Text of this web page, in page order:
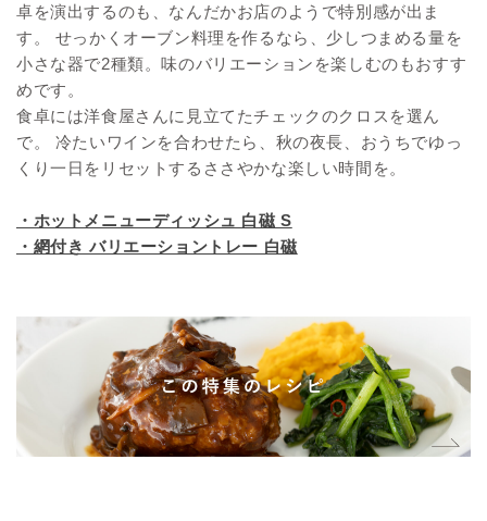
卓を演出するのも、なんだかお店のようで特別感が出ま
す。 せっかくオーブン料理を作るなら、少しつまめる量を
小さな器で2種類。味のバリエーションを楽しむのもおすす
めです。
食卓には洋食屋さんに見立てたチェックのクロスを選ん
で。 冷たいワインを合わせたら、秋の夜長、おうちでゆっ
くり一日をリセットするささやかな楽しい時間を。
・ホットメニューディッシュ 白磁 S
・網付き バリエーショントレー 白磁